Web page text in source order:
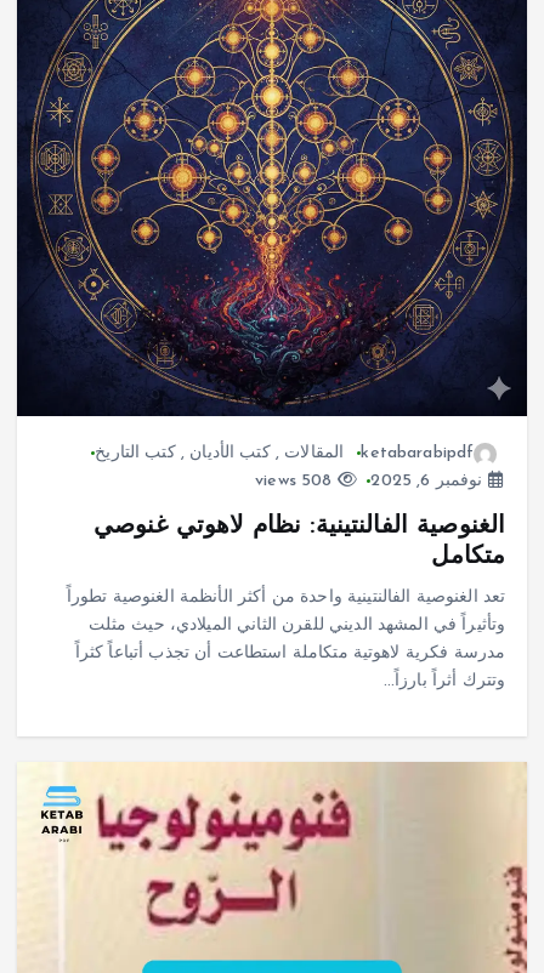
ketabarabipdf المقالات , كتب الأديان , كتب التاريخ
نوفمبر 6, 2025
الغنوصية الفالنتينية: نظام لاهوتي غنوصي
متكامل
تعد الغنوصية الفالنتينية واحدة من أكثر الأنظمة الغنوصية تطوراً
وتأثيراً في المشهد الديني للقرن الثاني الميلادي، حيث مثلت
مدرسة فكرية لاهوتية متكاملة استطاعت أن تجذب أتباعاً كثراً
وتترك أثراً بارزاً…